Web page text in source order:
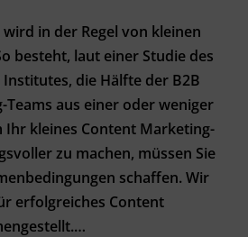
in der Regel von kleinen
besteht, laut einer Studie des
die Hälfte der B2B
Teams aus einer oder weniger
kleines Content Marketing-
zu machen, müssen Sie
schaffen. Wir
erfolgreiches Content